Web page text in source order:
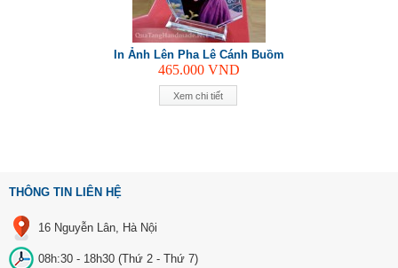
Xem chi tiết
In Ảnh Lên Pha Lê Cánh Buồm
465.000 VND
THÔNG TIN LIÊN HỆ
16 Nguyễn Lân, Hà Nội
08h:30 - 18h30 (Thứ 2 - Thứ 7)